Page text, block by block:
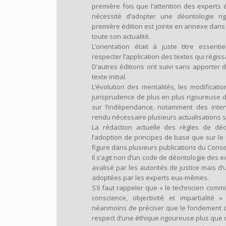
première fois que l’attention des
nécessité d’adopter une déontologie
première édition est jointe en annexe dans
toute son actualité.
L’orientation était à juste titre
respecter l’application des textes qui
D’autres éditions ont suivi sans apporter
texte initial.
L’évolution des mentalités, les
jurisprudence de plus en plus rigoureuse
sur l’indépendance, notamment des
rendu nécessaire plusieurs actualisations
La rédaction actuelle des règles de
l’adoption de principes de base que sur
figure dans plusieurs publications du
Il s’agit non d’un code de déontologie des
avalisé par les autorités de justice mais
adoptées par les experts eux-mêmes.
S’il faut rappeler que « le technicien
conscience, objectivité et impartialité
néanmoins de préciser que le fondement
respect d’une éthique rigoureuse plus que